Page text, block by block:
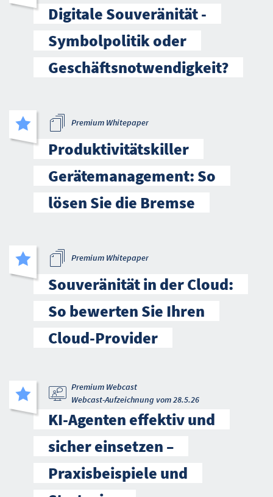
Digitale Souveränität -
Symbolpolitik oder
Geschäftsnotwendigkeit?
Premium Whitepaper
Produktivitätskiller
Gerätemanagement: So
lösen Sie die Bremse
Premium Whitepaper
Souveränität in der Cloud:
So bewerten Sie Ihren
Cloud-Provider
Premium Webcast
Webcast-Aufzeichnung vom 28.5.26
KI-Agenten effektiv und
sicher einsetzen –
Praxisbeispiele und